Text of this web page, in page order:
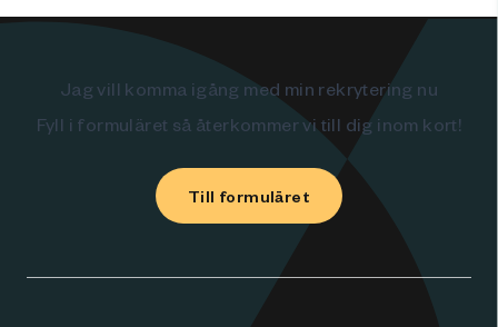
Jag vill komma igång med min rekrytering nu
Fyll i formuläret så återkommer vi till dig inom kort!
Till formuläret